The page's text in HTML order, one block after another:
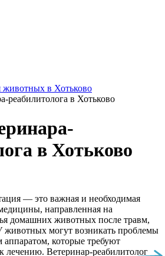
в Хотьково
реабилитолога в Хотьково
в Хотьково
— это важная и необходимая
направленная на
домашних животных после травм,
животных могут возникать проблемы
которые требуют
лечению. Ветеринар-реабилитолог